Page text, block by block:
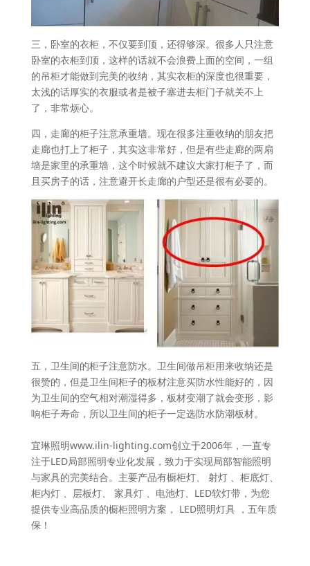
三，卧室的衣柜，不仅要到顶，还得够深。很多人只注意
卧室的衣柜到顶，这样的话就不会浪费上面的空间，一组
的吊柜才能做到完美的收纳，其实衣柜的深度也很重要，
太浅的话厚实的衣服或者是被子塞进去柜门子就关不上
了，非常烦心。
四，走廊的柜子注意承重墙。现在很多注重收纳的朋友把
走廊也打上了柜子，其实这非常好，但是有些走廊的两扇
墙是家里的承重墙，这个时候就不建议大家打柜子了，而
且买房子的话，注意避开长走廊的户型还是很有必要的。
五，卫生间的柜子注意防水。卫生间做吊柜用来收纳还是
很赞的，但是卫生间柜子的板材注意买防水性能好的，因
为卫生间的空气相对潮湿得多，板材变潮了就会变形，影
响柜子寿命，所以卫生间的柜子一定选防水防潮板材。
宜琳照明www.ilin-lighting.com创立于2006年，一直专
注于LED局部照明专业化发展，致力于实现局部智能照明
与家具的完美结合。主要产品有橱柜灯、 射灯 、柜底灯、
柜内灯 、层板灯、 家具灯 、电池灯、LED软灯带，为您
提供专业高品质的橱柜照明方案， LED照明灯具 ，五年质
保！